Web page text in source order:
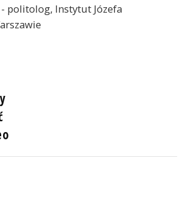
politolog, Instytut Józefa